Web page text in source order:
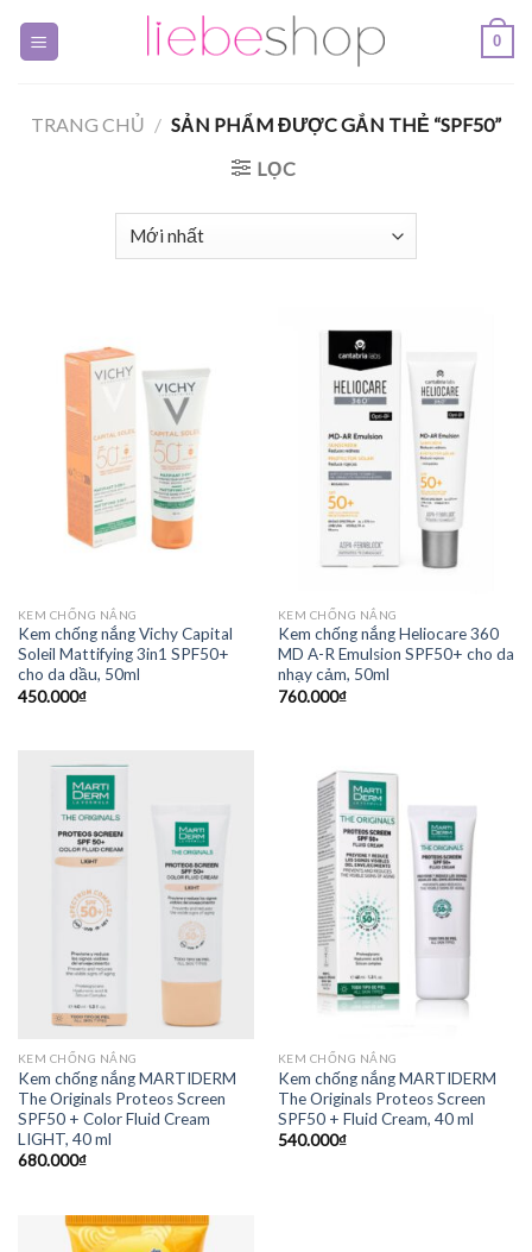
0
TRANG CHỦ / SẢN PHẨM ĐƯỢC GẮN THẺ “SPF50”
LỌC
KEM CHỐNG NẮNG
Kem chống nắng Vichy Capital
Soleil Mattifying 3in1 SPF50+
cho da dầu, 50ml
450.000₫
KEM CHỐNG NẮNG
Kem chống nắng Heliocare 360
MD A-R Emulsion SPF50+ cho da
nhạy cảm, 50ml
760.000₫
KEM CHỐNG NẮNG
Kem chống nắng MARTIDERM
The Originals Proteos Screen
SPF50 + Color Fluid Cream
LIGHT, 40 ml
680.000₫
KEM CHỐNG NẮNG
Kem chống nắng MARTIDERM
The Originals Proteos Screen
SPF50 + Fluid Cream, 40 ml
540.000₫